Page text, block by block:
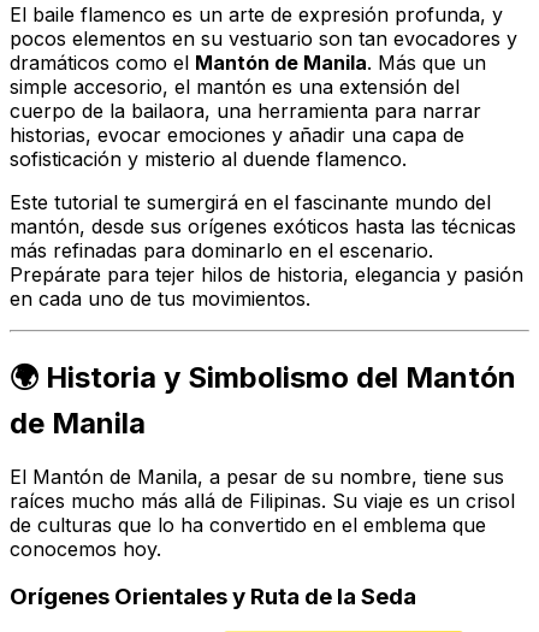
El baile flamenco es un arte de expresión profunda, y
pocos elementos en su vestuario son tan evocadores y
dramáticos como el Mantón de Manila. Más que un
simple accesorio, el mantón es una extensión del
cuerpo de la bailaora, una herramienta para narrar
historias, evocar emociones y añadir una capa de
sofisticación y misterio al duende flamenco.
Este tutorial te sumergirá en el fascinante mundo del
mantón, desde sus orígenes exóticos hasta las técnicas
más refinadas para dominarlo en el escenario.
Prepárate para tejer hilos de historia, elegancia y pasión
en cada uno de tus movimientos.
🌍 Historia y Simbolismo del Mantón
de Manila
El Mantón de Manila, a pesar de su nombre, tiene sus
raíces mucho más allá de Filipinas. Su viaje es un crisol
de culturas que lo ha convertido en el emblema que
conocemos hoy.
Orígenes Orientales y Ruta de la Seda